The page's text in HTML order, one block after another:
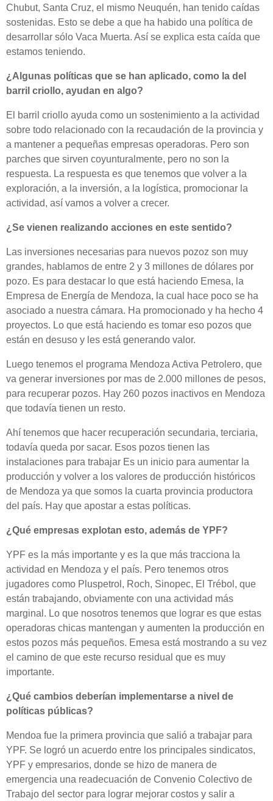
Chubut, Santa Cruz, el mismo Neuquén, han tenido caídas
sostenidas. Esto se debe a que ha habido una política de
desarrollar sólo Vaca Muerta. Así se explica esta caída que
estamos teniendo.
¿Algunas políticas que se han aplicado, como la del
barril criollo, ayudan en algo?
El barril criollo ayuda como un sostenimiento a la actividad
sobre todo relacionado con la recaudación de la provincia y
a mantener a pequeñas empresas operadoras. Pero son
parches que sirven coyunturalmente, pero no son la
respuesta. La respuesta es que tenemos que volver a la
exploración, a la inversión, a la logística, promocionar la
actividad, así vamos a volver a crecer.
¿Se vienen realizando acciones en este sentido?
Las inversiones necesarias para nuevos pozoz son muy
grandes, hablamos de entre 2 y 3 millones de dólares por
pozo. Es para destacar lo que está haciendo Emesa, la
Empresa de Energía de Mendoza, la cual hace poco se ha
asociado a nuestra cámara. Ha promocionado y ha hecho 4
proyectos. Lo que está haciendo es tomar eso pozos que
están en desuso y les está generando valor.
Luego tenemos el programa Mendoza Activa Petrolero, que
va generar inversiones por mas de 2.000 millones de pesos,
para recuperar pozos. Hay 260 pozos inactivos en Mendoza
que todavía tienen un resto.
Ahí tenemos que hacer recuperación secundaria, terciaria,
todavía queda por sacar. Esos pozos tienen las
instalaciones para trabajar Es un inicio para aumentar la
producción y volver a los valores de producción históricos
de Mendoza ya que somos la cuarta provincia productora
del país. Hay que apostar a estas políticas.
¿Qué empresas explotan esto, además de YPF?
YPF es la más importante y es la que más tracciona la
actividad en Mendoza y el país. Pero tenemos otros
jugadores como Pluspetrol, Roch, Sinopec, El Trébol, que
están trabajando, obviamente con una actividad más
marginal. Lo que nosotros tenemos que lograr es que estas
operadoras chicas mantengan y aumenten la producción en
estos pozos más pequeños. Emesa está mostrando a su vez
el camino de que este recurso residual que es muy
importante.
¿Qué cambios deberían implementarse a nivel de
políticas públicas?
Mendoa fue la primera provincia que salió a trabajar para
YPF. Se logró un acuerdo entre los principales sindicatos,
YPF y empresarios, donde se hizo de manera de
emergencia una readecuación de Convenio Colectivo de
Trabajo del sector para lograr mejorar costos y salir a